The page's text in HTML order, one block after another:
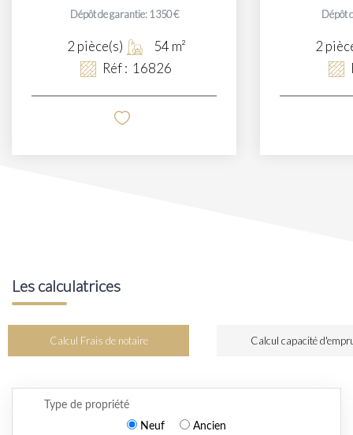
Dépôt de garantie: 1 350 €
2 pièce(s) 54 m²
Réf : 16826
Dépôt
2
Les calculatrices
Calcul Frais de notaire Calcul capacité